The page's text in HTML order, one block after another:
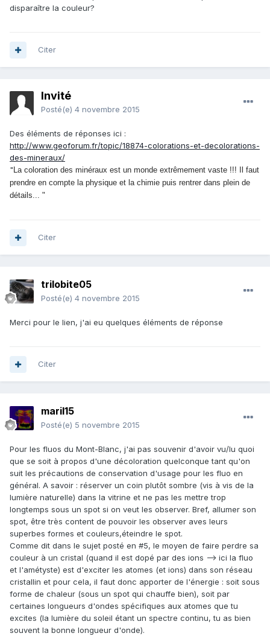
disparaître la couleur?
Citer
Invité
Posté(e) 4 novembre 2015
Des éléments de réponses ici :
http://www.geoforum.fr/topic/18874-colorations-et-decolorations-
des-mineraux/
" La coloration des minéraux est un monde extrêmement vaste !!! Il faut
prendre en compte la physique et la chimie puis rentrer dans plein de
détails... "
Citer
trilobite05
Posté(e) 4 novembre 2015
Merci pour le lien, j'ai eu quelques éléments de réponse
Citer
maril15
Posté(e) 5 novembre 2015
Pour les fluos du Mont-Blanc, j'ai pas souvenir d'avoir vu/lu quoi
que se soit à propos d'une décoloration quelconque tant qu'on
suit les précautions de conservation d'usage pour les fluo en
général. A savoir : réserver un coin plutôt sombre (vis à vis de la
lumière naturelle) dans la vitrine et ne pas les mettre trop
longtemps sous un spot si on veut les observer. Bref, allumer son
spot, être très content de pouvoir les observer aves leurs
superbes formes et couleurs,éteindre le spot.
Comme dit dans le sujet posté en #5, le moyen de faire perdre sa
couleur à un cristal (quand il est dopé par des ions --> ici la fluo
et l'amétyste) est d'exciter les atomes (et ions) dans son réseau
cristallin et pour cela, il faut donc apporter de l'énergie : soit sous
forme de chaleur (sous un spot qui chauffe bien), soit par
certaines longueurs d'ondes spécifiques aux atomes que tu
excites (la lumière du soleil étant un spectre continu, tu as bien
souvent la bonne longueur d'onde).